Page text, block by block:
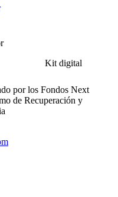
por los Fondos Next
de Recuperación y